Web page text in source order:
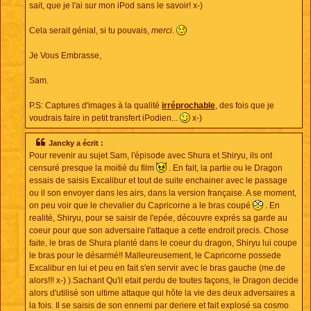
sait, que je l'ai sur mon iPod sans le savoir! x-)
Cela serait génial, si tu pouvais, merci
Je Vous Embrasse,
Sam.
P.S: Captures d'images à la qualité irréprochable , des fois que je
voudrais faire in petit transfert iPodien...
x-)
Jancky a écrit :
Pour revenir au sujet Sam, l'épisode avec Shura et Shiryu, ils ont
censuré presque la moitié du film
. En fait, la partie ou le Dragon
essais de saisis Excalibur et tout de suite enchainer avec le passage
ou il son envoyer dans les airs, dans la version française. A se moment,
on peu voir que le chevalier du Capricorne a le bras coupé
. En
realité, Shiryu, pour se saisir de l'epée, découvre exprés sa garde au
coeur pour que son adversaire l'attaque a cette endroit precis. Chose
faite, le bras de Shura planté dans le coeur du dragon, Shiryu lui coupe
le bras pour le désarmé!! Malleureusement, le Capricorne possede
Excalibur en lui et peu en fait s'en servir avec le bras gauche (me.de
alors!!! x-) ).Sachant Qu'il etait perdu de toutes façons, le Dragon decide
alors d'utilisé son ultime attaque qui hôte la vie des deux adversaires a
la fois. Il se saisis de son ennemi par deriere et fait explosé sa cosmo